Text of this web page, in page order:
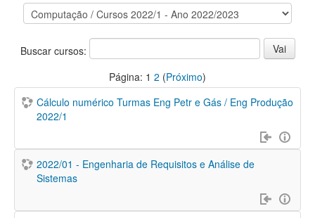
Buscar cursos:
Página: 1 2 (Próximo)
Cálculo numérico Turmas Eng Petr e Gás / Eng Produção
2022/1
2022/01 - Engenharia de Requisitos e Análise de
Sistemas